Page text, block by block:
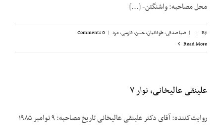
محل مصاحبه: واشنگتن- [...]
By
|
| ضیا صدقی,طوفانیان، حسن,فارسی,مرد |
0 Comments
Read More
علینقی عالیخانی، نوار ۷
روایت‌کننده: آقای دکتر علینقی عالیخانی تاریخ مصاحبه: ۹ نوامبر ۱۹۸۵